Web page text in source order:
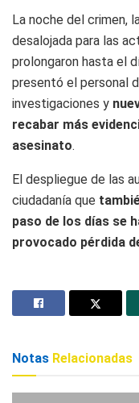
La noche del crimen,
desalojada para las
prolongaron hasta el
presentó el personal
investigaciones y
recabar más
asesinato.
El despliegue de las
ciudadanía que
paso de los días se
provocado pérdida
Notas Relacionadas